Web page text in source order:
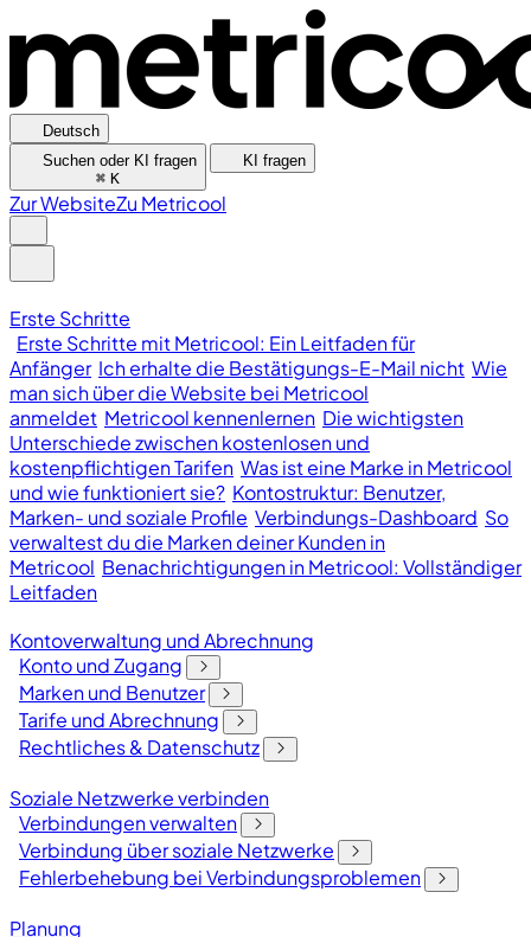
Deutsch
Suchen oder KI fragen
⌘ K
KI fragen
Zur WebsiteZu Metricool
Erste Schritte
Erste Schritte mit Metricool: Ein Leitfaden für
Anfänger Ich erhalte die Bestätigungs-E-Mail nicht Wie
man sich über die Website bei Metricool
anmeldet Metricool kennenlernen Die wichtigsten
Unterschiede zwischen kostenlosen und
kostenpflichtigen Tarifen Was ist eine Marke in Metricool
und wie funktioniert sie? Kontostruktur: Benutzer,
Marken- und soziale Profile Verbindungs-Dashboard So
verwaltest du die Marken deiner Kunden in
Metricool Benachrichtigungen in Metricool: Vollständiger
Leitfaden
Kontoverwaltung und Abrechnung
Konto und Zugang
Marken und Benutzer
Tarife und Abrechnung
Rechtliches & Datenschutz
Soziale Netzwerke verbinden
Verbindungen verwalten
Verbindung über soziale Netzwerke
Fehlerbehebung bei Verbindungsproblemen
Planung